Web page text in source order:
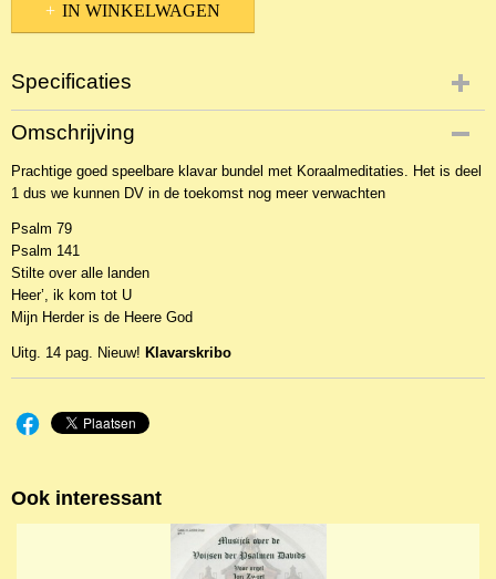
IN WINKELWAGEN
Specificaties
Productcode
NBLKOr-15327
EAN code
CP6044KLA
Omschrijving
Prachtige goed speelbare klavar bundel met Koraalmeditaties. Het is deel
1 dus we kunnen DV in de toekomst nog meer verwachten
Psalm 79
Psalm 141
Stilte over alle landen
Heer’, ik kom tot U
Mijn Herder is de Heere God
Uitg. 14 pag. Nieuw! Klavarskribo
Ook interessant